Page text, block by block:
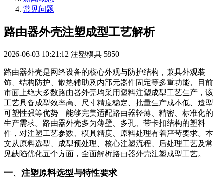
常见问题
路由器外壳注塑成型工艺解析
2026-06-03 10:21:12 注塑模具 5850
路由器外壳是网络设备的核心外观与防护结构，兼具外观装
饰、结构防护、散热辅助及内部元器件固定等多重功能。目前
市面上绝大多数路由器外壳均采用塑料注塑成型工艺生产，该
工艺具备成型效率高、尺寸精度稳定、批量生产成本低、造型
可塑性强等优势，能够完美适配路由器轻薄、精密、标准化的
生产需求。路由器外壳多为薄壁、多孔、带卡扣结构的塑料
件，对注塑工艺参数、模具精度、原料处理有着严苛要求。本
文从原料选型、成型预处理、核心注塑流程、后处理工艺及常
见缺陷优化五个方面，全面解析路由器外壳注塑成型工艺。
一、注塑原料选型与特性要求